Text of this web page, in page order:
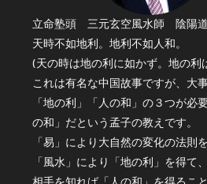
立命塾頭 三元玄空風水師 陰陽
天時不如地利。地利不如人和。
(天の時は地の利に如かず。地の利
これは有名な中国故事ですが、大
「地の利」「人の和」の３つが必
の和」だという孟子の教えです。
「易」により大自然の変化の法則
「風水」により「地の利」を得て